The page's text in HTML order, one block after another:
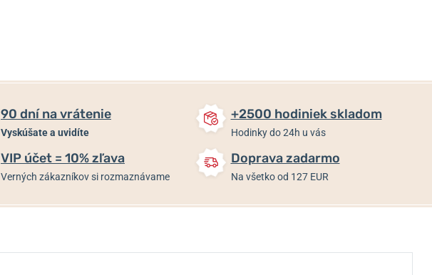
90 dní na vrátenie
Vyskúšate a uvidíte
+2500 hodiniek skladom
Hodinky do 24h u vás
VIP účet = 10% zľava
Verných zákazníkov si rozmaznávame
Doprava zadarmo
Na všetko od 127 EUR